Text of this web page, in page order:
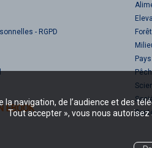
la navigation, de l’audience et des
Tout accepter », vous nous
- RGPD
EBOOK